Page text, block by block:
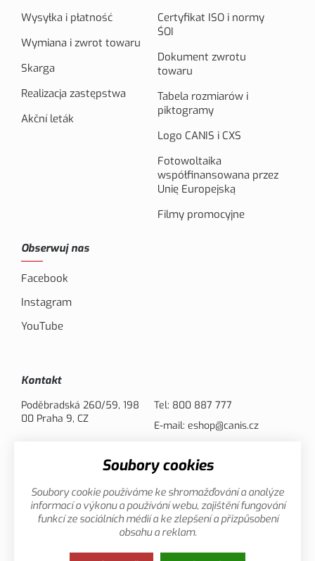
Wysyłka i płatność
Wymiana i zwrot towaru
Skarga
Realizacja zastępstwa
Akční leták
Certyfikat ISO i normy
ŚOI
Dokument zwrotu
towaru
Tabela rozmiarów i
piktogramy
Logo CANIS i CXS
Fotowoltaika
współfinansowana przez
Unię Europejską
Filmy promocyjne
Obserwuj nas
Facebook
Instagram
YouTube
Kontakt
Poděbradská 260/59, 198
00 Praha 9, CZ
Tel: 800 887 777
E-mail: eshop@canis.cz
Ochronna danych
Ta strona używa plików cookies. Kliknij,
Soubory cookies
Soubory cookie používáme ke shromažďování a analýze
informací o výkonu a používání webu, zajištění fungování
funkcí ze sociálních médií a ke zlepšení a přizpůsobení
obsahu a reklam.